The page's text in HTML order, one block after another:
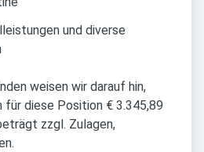
und diverse
weisen wir darauf hin,
diese Position € 3.345,89
zzgl. Zulagen,